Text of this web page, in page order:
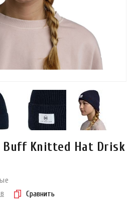
Buff Knitted Hat Drisk
Сравнить